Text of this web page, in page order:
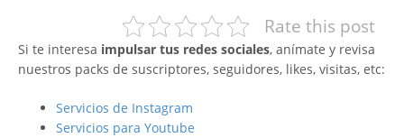
Rate this post
Si te interesa impulsar tus redes sociales, anímate y revisa
nuestros packs de suscriptores, seguidores, likes, visitas, etc:
Servicios de Instagram
Servicios para Youtube